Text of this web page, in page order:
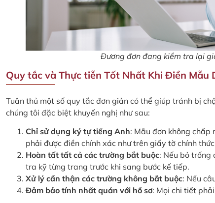
Đương đơn đang kiểm tra lại
Quy tắc và Thực tiễn Tốt Nhất Khi Điền Mẫu
Tuân thủ một số quy tắc đơn giản có thể giúp tránh bị
chúng tôi đặc biệt khuyến nghị như sau:
Chỉ sử dụng ký tự tiếng Anh: Mẫu đơn không
phải được điền chính xác như trên giấy tờ chính
Hoàn tất tất cả các trường bắt buộc: Nếu bỏ trống
tra kỹ từng trang trước khi sang bước kế tiếp.
Xử lý cẩn thận các trường không bắt buộc: Nếu
Đảm bảo tính nhất quán với hồ sơ: Mọi chi tiết